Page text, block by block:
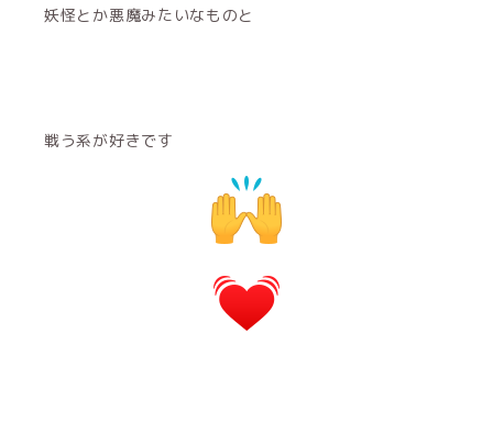
妖怪とか悪魔みたいなものと
戦う系が好きです